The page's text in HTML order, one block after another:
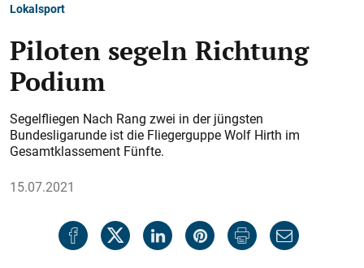
Lokalsport
Piloten segeln Richtung
Podium
Segelfliegen Nach Rang zwei in der jüngsten
Bundesligarunde ist die Fliegerguppe Wolf Hirth im
Gesamtklassement Fünfte.
15.07.2021